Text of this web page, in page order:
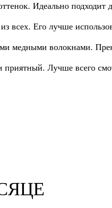
Идеально подходит
всех. Его лучше
медными волокнами.
Лучше всего